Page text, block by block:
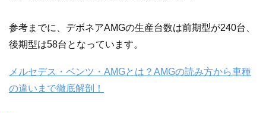
参考までに、デボネアAMGの生産台数は前期型が240台、
後期型は58台となっています。
メルセデス・ベンツ・AMGとは？AMGの読み方から車種
の違いまで徹底解剖！